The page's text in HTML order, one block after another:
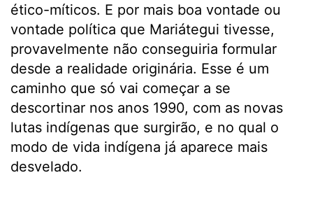
ético-míticos. E por mais boa vontade ou
vontade política que Mariátegui tivesse,
provavelmente não conseguiria formular
desde a realidade originária. Esse é um
caminho que só vai começar a se
descortinar nos anos 1990, com as novas
lutas indígenas que surgirão, e no qual o
modo de vida indígena já aparece mais
desvelado.